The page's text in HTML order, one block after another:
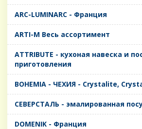
ARC-LUMINARC - Франция
ARTI-M Весь ассортимент
ATTRIBUTE - кухоная навеска и
приготовления
BOHEMIA - ЧЕХИЯ - Crystalite,
CЕВЕРСТАЛЬ - эмалированная
DOMENIK - Франция